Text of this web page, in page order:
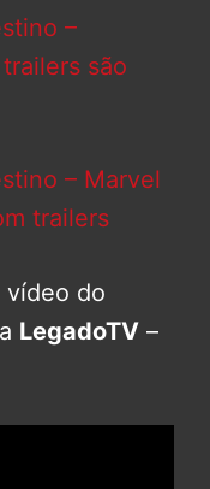
–
são
– Marvel
trailers
vídeo do
LegadoTV –